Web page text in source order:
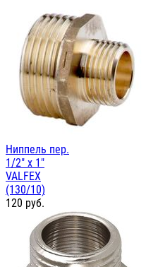
Ниппель пер.
1/2" х 1"
VALFEX
(130/10)
120 руб.